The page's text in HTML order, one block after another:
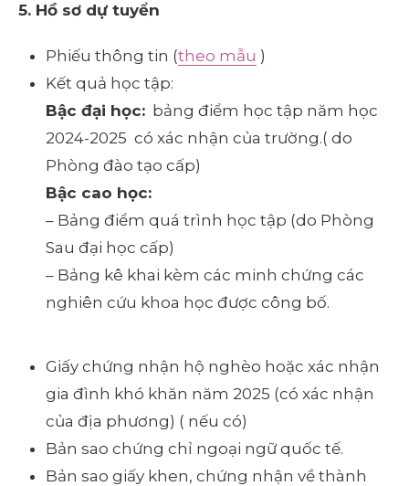
5. Hồ sơ dự tuyển
Phiếu thông tin (theo mẫu )
Kết quả học tập:
Bậc đại học: bảng điểm học tập năm học
2024-2025 có xác nhận của trường.( do
Phòng đào tạo cấp)
Bậc cao học:
– Bảng điểm quá trình học tập (do Phòng
Sau đại học cấp)
– Bảng kê khai kèm các minh chứng các
nghiên cứu khoa học được công bố.
Giấy chứng nhận hộ nghèo hoặc xác nhận
gia đình khó khăn năm 2025 (có xác nhận
của địa phương) ( nếu có)
Bản sao chứng chỉ ngoại ngữ quốc tế.
Bản sao giấy khen, chứng nhận về thành